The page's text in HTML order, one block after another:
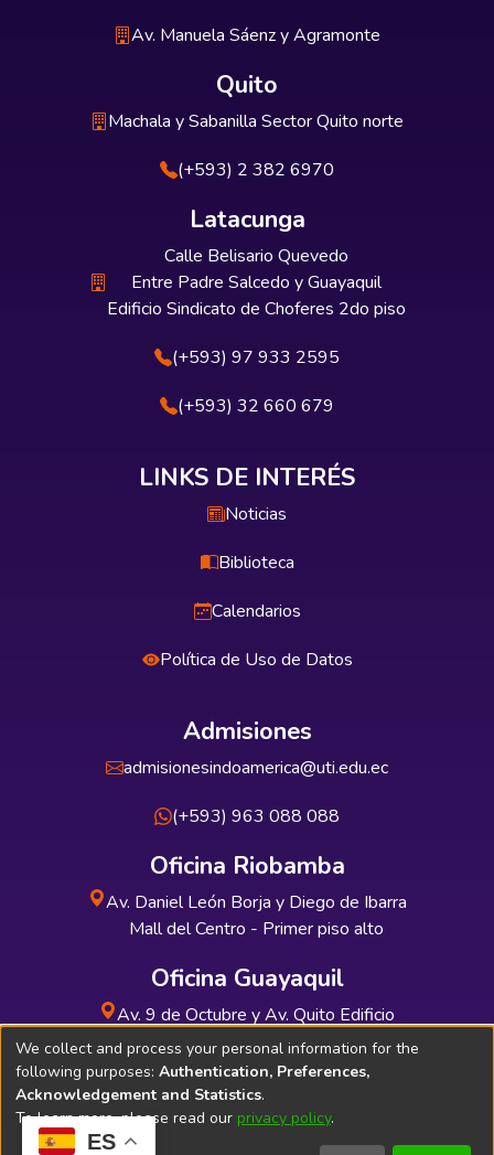
ES
Av. Manuela Sáenz y Agramonte
Quito
Machala y Sabanilla Sector Quito norte
(+593) 2 382 6970
Latacunga
Calle Belisario Quevedo
Entre Padre Salcedo y Guayaquil
Edificio Sindicato de Choferes 2do piso
(+593) 97 933 2595
(+593) 32 660 679
LINKS DE INTERÉS
Noticias
Biblioteca
Calendarios
Política de Uso de Datos
Admisiones
admisionesindoamerica@uti.edu.ec
(+593) 963 088 088
Oficina Riobamba
Av. Daniel León Borja y Diego de Ibarra
Mall del Centro - Primer piso alto
Oficina Guayaquil
Av. 9 de Octubre y Av. Quito Edificio
INDUAUTO - Planta baja
Soporte Técnico Bibliolatino.com
We collect and process your personal information for the
following purposes: Authentication, Preferences,
Acknowledgement and Statistics.
To learn more, please read our privacy policy.